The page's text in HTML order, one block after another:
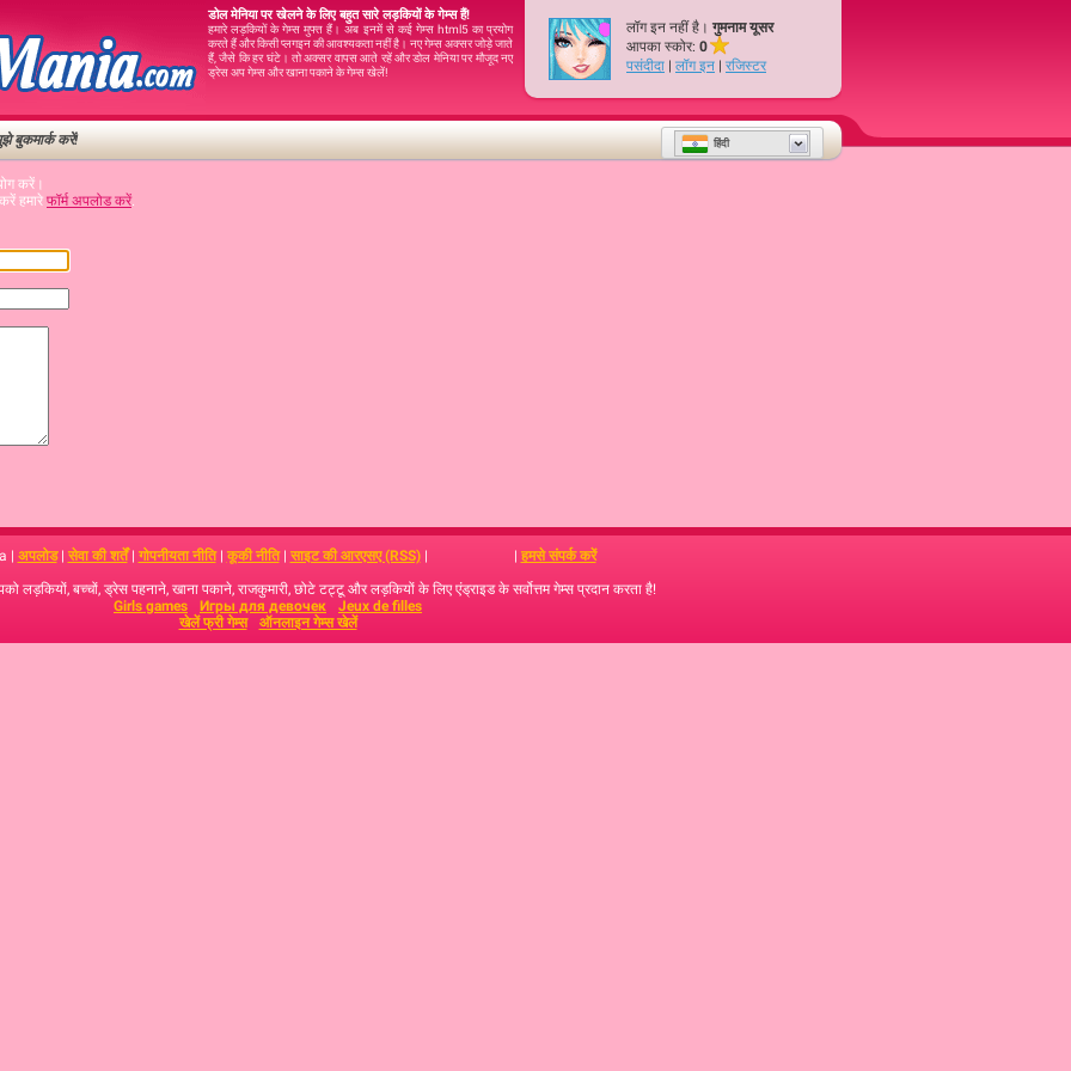
डोल मेनिया पर खेलने के लिए बहुत सारे लड़कियों के गेम्स हैं!
हमारे लड़कियों के गेम्स मुफ्त हैं। अब इनमें से कई गेम्स html5 का प्रयोग
करते हैं और किसी प्लगइन की आवश्यकता नहीं है। नए गेम्स अक्सर जोड़े जाते
हैं, जैसे कि हर घंटे। तो अक्सर वापस आते रहें और डोल मेनिया पर मौजूद नए
ड्रेस अप गेम्स और खाना पकाने के गेम्स खेलें!
लॉग इन नहीं है। गुमनाम यूसर
आपका स्कोर: 0
पसंदीदा | लॉग इन | रजिस्टर
बुकमार्क करें! हिंदी
करें।
हमारे फॉर्म अपलोड करें.
| अपलोड| सेवा की शर्तें| गोपनीयता नीति| कूकी नीति| साइट की आरएसए (RSS)| | हमसे संपर्क करें
लड़कियों, बच्‍चों, ड्रेस पहनाने, खाना पकाने, राजकुमारी, छोटे टट्टू और लड़कियों के लिए एंड्राइड के सर्वोत्तम गेम्स प्रदान करता है!
Girls games
Игры для девочек
Jeux de filles
खेलें फ्री गेम्स
ऑनलाइन गेम्स खेलें